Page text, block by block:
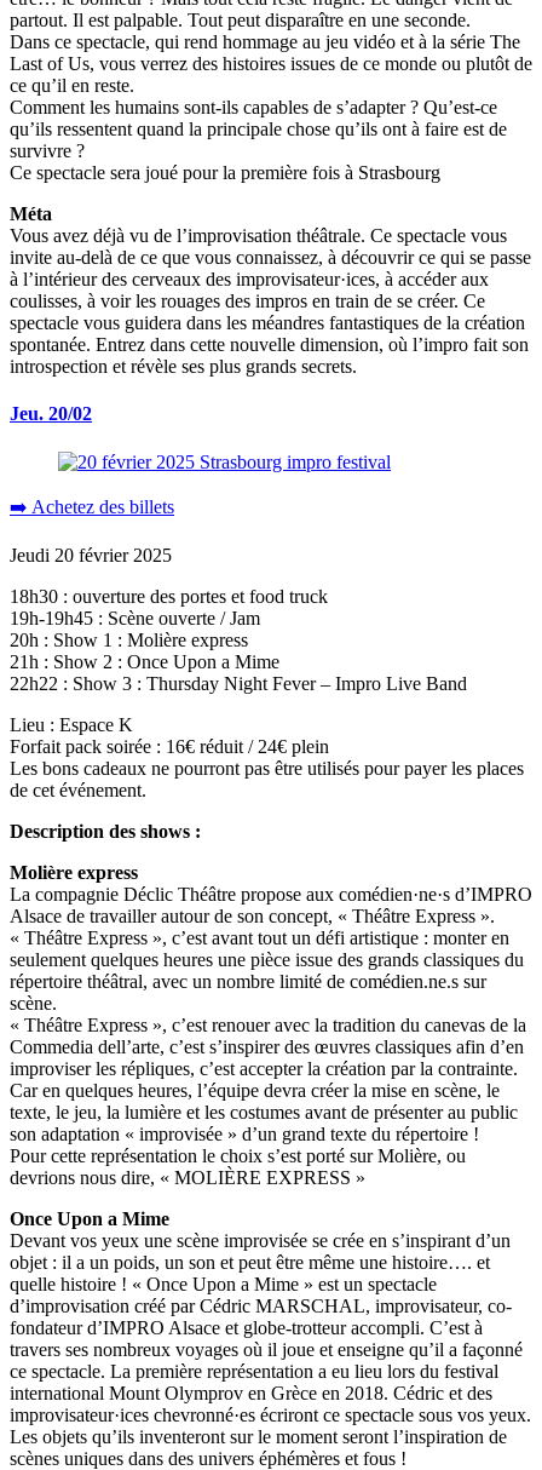
partout. Il est palpable. Tout peut disparaître en une seconde.
Dans ce spectacle, qui rend hommage au jeu vidéo et à la série The
Last of Us, vous verrez des histoires issues de ce monde ou plutôt de
ce qu’il en reste.
Comment les humains sont-ils capables de s’adapter ? Qu’est-ce
qu’ils ressentent quand la principale chose qu’ils ont à faire est de
survivre ?
Ce spectacle sera joué pour la première fois à Strasbourg
Méta
Vous avez déjà vu de l’improvisation théâtrale. Ce spectacle vous
invite au-delà de ce que vous connaissez, à découvrir ce qui se passe
à l’intérieur des cerveaux des improvisateur·ices, à accéder aux
coulisses, à voir les rouages des impros en train de se créer. Ce
spectacle vous guidera dans les méandres fantastiques de la création
spontanée. Entrez dans cette nouvelle dimension, où l’impro fait son
introspection et révèle ses plus grands secrets.
Jeu. 20/02
➡️ Achetez des billets
Jeudi 20 février 2025
18h30 : ouverture des portes et food truck
19h-19h45 : Scène ouverte / Jam
20h : Show 1 : Molière express
21h : Show 2 : Once Upon a Mime
22h22 : Show 3 : Thursday Night Fever – Impro Live Band
Lieu : Espace K
Forfait pack soirée : 16€ réduit / 24€ plein
Les bons cadeaux ne pourront pas être utilisés pour payer les places
de cet événement.
Description des shows :
Molière express
La compagnie Déclic Théâtre propose aux comédien·ne·s d’IMPRO
Alsace de travailler autour de son concept, « Théâtre Express ».
« Théâtre Express », c’est avant tout un défi artistique : monter en
seulement quelques heures une pièce issue des grands classiques du
répertoire théâtral, avec un nombre limité de comédien.ne.s sur
scène.
« Théâtre Express », c’est renouer avec la tradition du canevas de la
Commedia dell’arte, c’est s’inspirer des œuvres classiques afin d’en
improviser les répliques, c’est accepter la création par la contrainte.
Car en quelques heures, l’équipe devra créer la mise en scène, le
texte, le jeu, la lumière et les costumes avant de présenter au public
son adaptation « improvisée » d’un grand texte du répertoire !
Pour cette représentation le choix s’est porté sur Molière, ou
devrions nous dire, « MOLIÈRE EXPRESS »
Once Upon a Mime
Devant vos yeux une scène improvisée se crée en s’inspirant d’un
objet : il a un poids, un son et peut être même une histoire…. et
quelle histoire ! « Once Upon a Mime » est un spectacle
d’improvisation créé par Cédric MARSCHAL, improvisateur, co-
fondateur d’IMPRO Alsace et globe-trotteur accompli. C’est à
travers ses nombreux voyages où il joue et enseigne qu’il a façonné
ce spectacle. La première représentation a eu lieu lors du festival
international Mount Olymprov en Grèce en 2018. Cédric et des
improvisateur·ices chevronné·es écriront ce spectacle sous vos yeux.
Les objets qu’ils inventeront sur le moment seront l’inspiration de
scènes uniques dans des univers éphémères et fous !